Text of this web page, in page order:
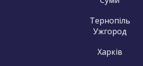
Тернопіль
Ужгород
Харків